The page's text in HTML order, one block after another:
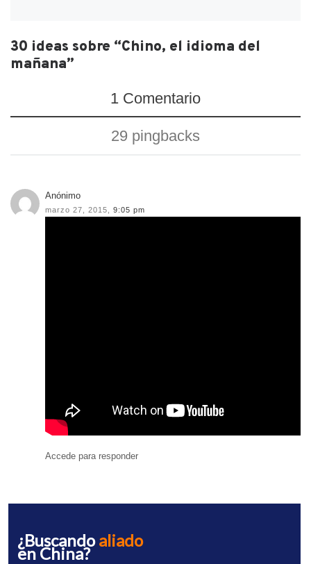
30 ideas sobre “Chino, el idioma del
mañana”
1 Comentario
29 pingbacks
Anónimo
marzo 27, 2015, 9:05 pm
Accede para responder
¿Buscandoaliado
en China?